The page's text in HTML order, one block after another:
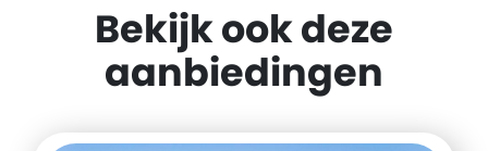
Bekijk ook deze
aanbiedingen